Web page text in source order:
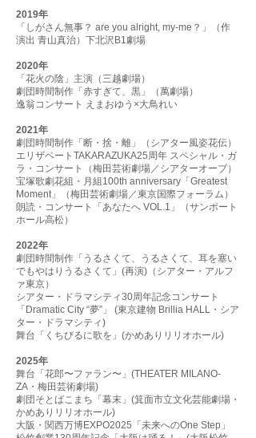
2019年
「しがさん無事？ are you alright, my-me？」（作
演出 青山真治）下北沢B1劇場
2020年
「花火の陰」主演（三越劇場）
劇団時間制作「赤すぎて、黒」（萬劇場）
逸翁コンサート えまおゆう×大鳥れい
2021年
劇団時間制作「断・捨・離」（シアター風姿花伝）
エリザベートTAKARAZUKA25周年 スペシャル・ガ
ラ・コンサート（梅田芸術劇場／シアターオーブ）
宝塚歌劇花組・月組100th anniversary「Greatest
Moment」（梅田芸術劇場／東京国際フォーラム）
朗読・コンサート「あなたへ VOL.1」（サンポート
ホール高松）
2022年
劇団時間制作「うるさくて、うるさくて、耳を塞い
でもやはりうるさくて」(再演)（シアター・アルフ
ァ東京）
シアター・ドラマシティ30周年記念コンサート
「Dramatic City “夢”」 (東京建物 Brillia HALL・シア
ター・ドラマシティ)
舞台「くちびるに歌を」(かめありリリオホール)
2025年
舞台「花郎〜ファラン〜」(THEATER MILANO-
ZA・梅田芸術劇場)
劇団そとばこまち「幕末」(箕⾯市⽴⽂化芸能劇場・
かめありリリオホール)
大阪・関西万博EXPO2025「未来へのOne Step」